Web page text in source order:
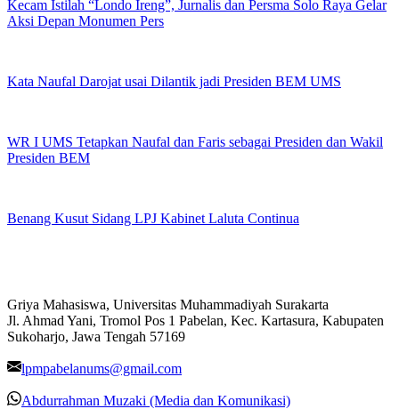
Kecam Istilah “Londo Ireng”, Jurnalis dan Persma Solo Raya Gelar
Aksi Depan Monumen Pers
Kata Naufal Darojat usai Dilantik jadi Presiden BEM UMS
WR I UMS Tetapkan Naufal dan Faris sebagai Presiden dan Wakil
Presiden BEM
Benang Kusut Sidang LPJ Kabinet Laluta Continua
Griya Mahasiswa, Universitas Muhammadiyah Surakarta
Jl. Ahmad Yani, Tromol Pos 1 Pabelan, Kec. Kartasura, Kabupaten
Sukoharjo, Jawa Tengah 57169
lpmpabelanums@gmail.com
Abdurrahman Muzaki (Media dan Komunikasi)